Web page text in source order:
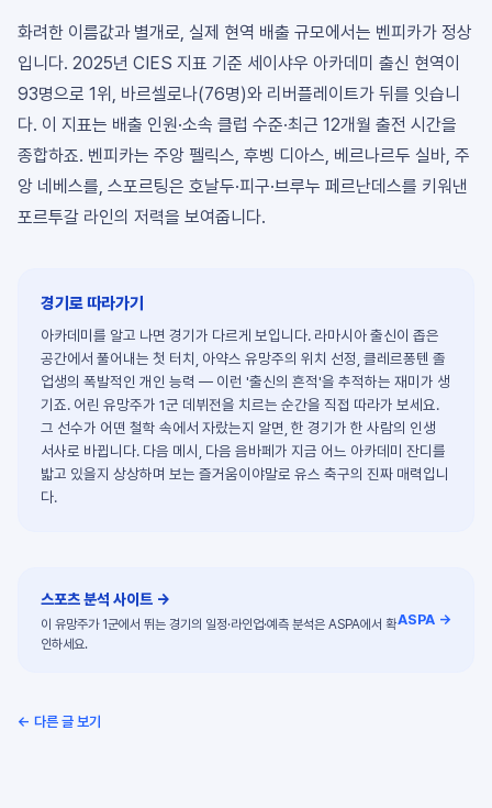
화려한 이름값과 별개로, 실제 현역 배출 규모에서는 벤피카가 정상
입니다. 2025년 CIES 지표 기준 세이샤우 아카데미 출신 현역이
93명으로 1위, 바르셀로나(76명)와 리버플레이트가 뒤를 잇습니
다. 이 지표는 배출 인원·소속 클럽 수준·최근 12개월 출전 시간을
종합하죠. 벤피카는 주앙 펠릭스, 후벵 디아스, 베르나르두 실바, 주
앙 네베스를, 스포르팅은 호날두·피구·브루누 페르난데스를 키워낸
포르투갈 라인의 저력을 보여줍니다.
경기로 따라가기
아카데미를 알고 나면 경기가 다르게 보입니다. 라마시아 출신이 좁은
공간에서 풀어내는 첫 터치, 아약스 유망주의 위치 선정, 클레르퐁텐 졸
업생의 폭발적인 개인 능력 — 이런 '출신의 흔적'을 추적하는 재미가 생
기죠. 어린 유망주가 1군 데뷔전을 치르는 순간을 직접 따라가 보세요.
그 선수가 어떤 철학 속에서 자랐는지 알면, 한 경기가 한 사람의 인생
서사로 바뀝니다. 다음 메시, 다음 음바페가 지금 어느 아카데미 잔디를
밟고 있을지 상상하며 보는 즐거움이야말로 유스 축구의 진짜 매력입니
다.
스포츠 분석 사이트 →
이 유망주가 1군에서 뛰는 경기의 일정·라인업·예측 분석은 ASPA에서 확
인하세요.
ASPA →
← 다른 글 보기